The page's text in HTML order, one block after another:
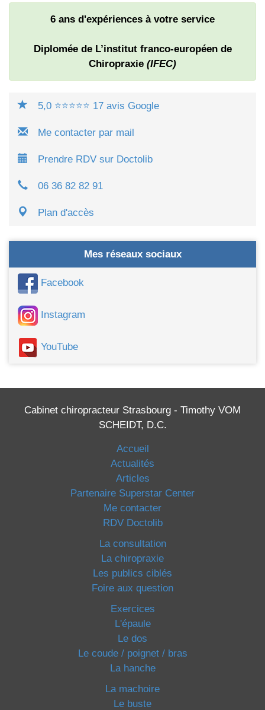
6 ans d'expériences à votre service
Diplomée de L’institut franco-européen de
Chiropraxie (IFEC)
5,0 ⭐⭐⭐⭐⭐ 17 avis Google
Me contacter par mail
Prendre RDV sur Doctolib
06 36 82 82 91
Plan d'accès
Mes réseaux sociaux
Facebook
Instagram
YouTube
Cabinet chiropracteur Strasbourg - Timothy VOM
SCHEIDT, D.C.
Accueil
Actualités
Articles
Partenaire Superstar Center
Me contacter
RDV Doctolib
La consultation
La chiropraxie
Les publics ciblés
Foire aux question
Exercices
L'épaule
Le dos
Le coude / poignet / bras
La hanche
La machoire
Le buste